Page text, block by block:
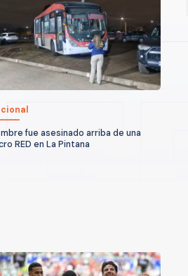
fue asesinado arriba de una
RED en La Pintana